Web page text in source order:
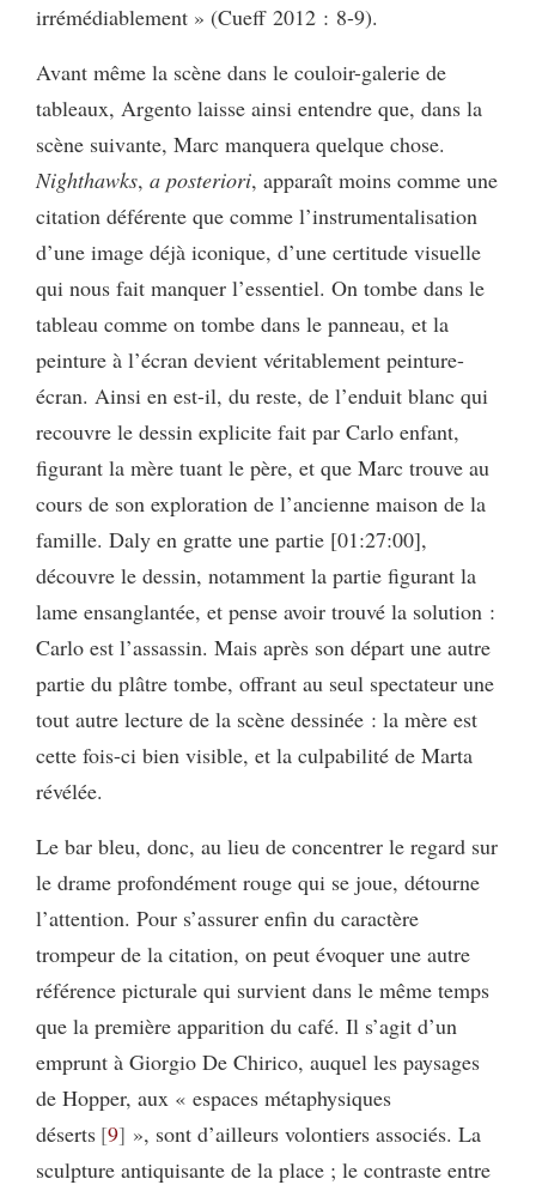
irrémédiablement » (Cueff 2012 : 8-9).
Avant même la scène dans le couloir-galerie de
tableaux, Argento laisse ainsi entendre que, dans la
scène suivante, Marc manquera quelque chose.
Nighthawks, a posteriori, apparaît moins comme une
citation déférente que comme l’instrumentalisation
d’une image déjà iconique, d’une certitude visuelle
qui nous fait manquer l’essentiel. On tombe dans le
tableau comme on tombe dans le panneau, et la
peinture à l’écran devient véritablement peinture-
écran. Ainsi en est-il, du reste, de l’enduit blanc qui
recouvre le dessin explicite fait par Carlo enfant,
figurant la mère tuant le père, et que Marc trouve au
cours de son exploration de l’ancienne maison de la
famille. Daly en gratte une partie [01:27:00],
découvre le dessin, notamment la partie figurant la
lame ensanglantée, et pense avoir trouvé la solution :
Carlo est l’assassin. Mais après son départ une autre
partie du plâtre tombe, offrant au seul spectateur une
tout autre lecture de la scène dessinée : la mère est
cette fois-ci bien visible, et la culpabilité de Marta
révélée.
Le bar bleu, donc, au lieu de concentrer le regard sur
le drame profondément rouge qui se joue, détourne
l’attention. Pour s’assurer enfin du caractère
trompeur de la citation, on peut évoquer une autre
référence picturale qui survient dans le même temps
que la première apparition du café. Il s’agit d’un
emprunt à Giorgio De Chirico, auquel les paysages
de Hopper, aux « espaces métaphysiques
déserts 9 », sont d’ailleurs volontiers associés. La
sculpture antiquisante de la place ; le contraste entre